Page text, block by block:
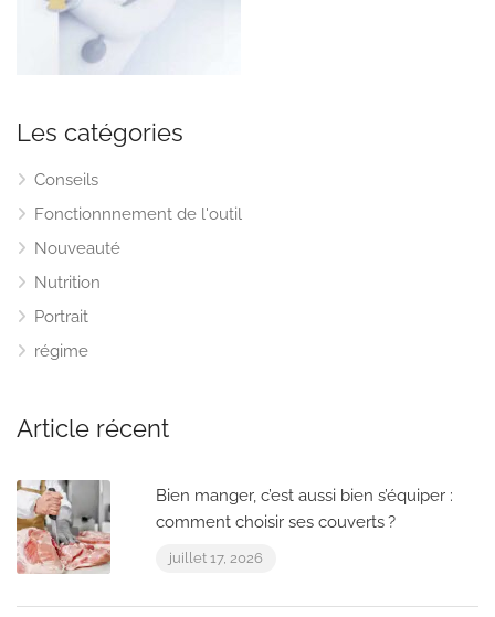
Les catégories
Conseils
Fonctionnnement de l'outil
Nouveauté
Nutrition
Portrait
régime
Article récent
Bien manger, c’est aussi bien s’équiper :
comment choisir ses couverts ?
juillet 17, 2026